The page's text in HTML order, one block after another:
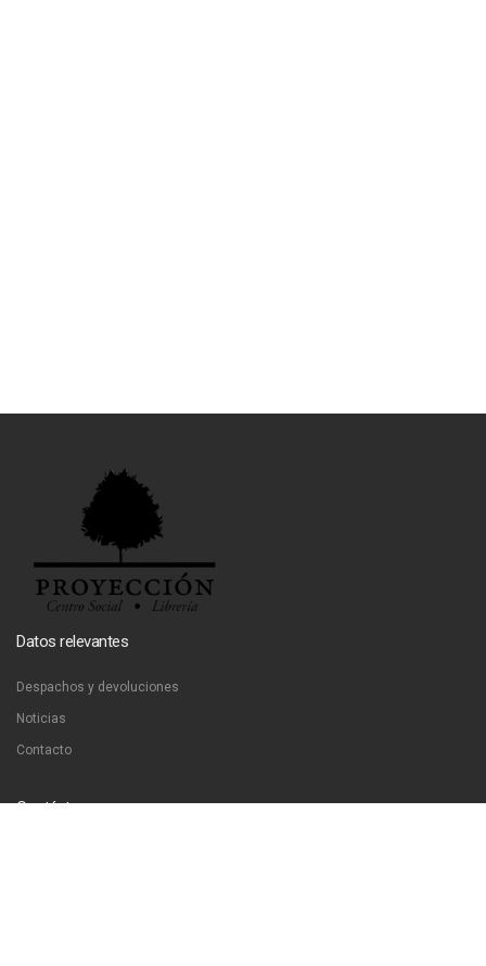
Datos relevantes
Despachos y devoluciones
Noticias
Contacto
Contáctanos